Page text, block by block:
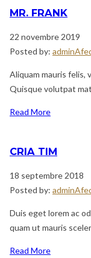
MR. FRANK
22 novembre 2019
Posted by:
Aliquam mauris felis,
Quisque volutpat
Read More
CRIA TIM
18 septembre 2018
Posted by:
Duis eget lorem ac
quam ut mauris
Read More